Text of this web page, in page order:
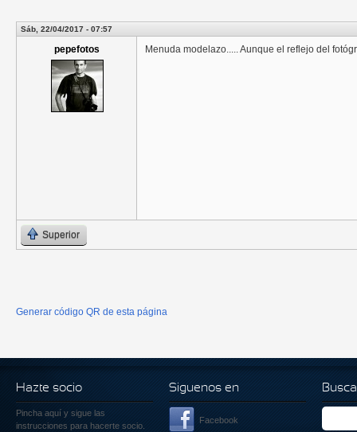
Sáb, 22/04/2017 - 07:57
pepefotos Menuda modelazo..... Aunque el reflejo del
Superior
Generar código QR de esta página
Hazte socio
Pincha aquí y sigue las
instrucciones para hacerte socio.
Siguenos en
Facebook